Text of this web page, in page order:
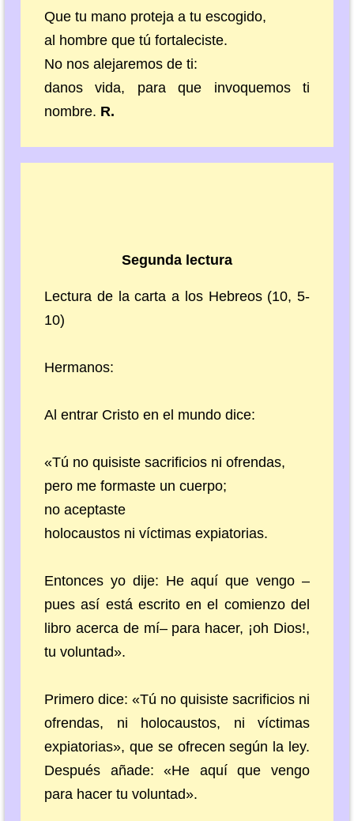
Que tu mano proteja a tu escogido,
al hombre que tú fortaleciste.
No nos alejaremos de ti:
danos vida, para que invoquemos ti
nombre. R.
Segunda lectura
Lectura de la carta a los Hebreos (10, 5-
10)
Hermanos:
Al entrar Cristo en el mundo dice:
«Tú no quisiste sacrificios ni ofrendas,
pero me formaste un cuerpo;
no aceptaste
holocaustos ni víctimas expiatorias.
Entonces yo dije: He aquí que vengo –
pues así está escrito en el comienzo del
libro acerca de mí– para hacer, ¡oh Dios!,
tu voluntad».
Primero dice: «Tú no quisiste sacrificios ni
ofrendas, ni holocaustos, ni víctimas
expiatorias», que se ofrecen según la ley.
Después añade: «He aquí que vengo
para hacer tu voluntad».